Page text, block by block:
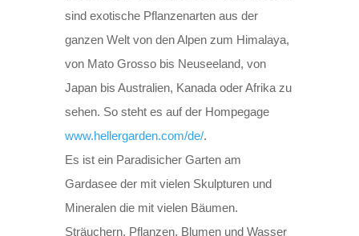
sind exotische Pflanzenarten aus der
ganzen Welt von den Alpen zum Himalaya,
von Mato Grosso bis Neuseeland, von
Japan bis Australien, Kanada oder Afrika zu
sehen. So steht es auf der Hompegage
www.hellergarden.com/de/.
Es ist ein Paradisicher Garten am
Gardasee der mit vielen Skulpturen und
Mineralen die mit vielen Bäumen.
Sträuchern, Pflanzen, Blumen und Wasser